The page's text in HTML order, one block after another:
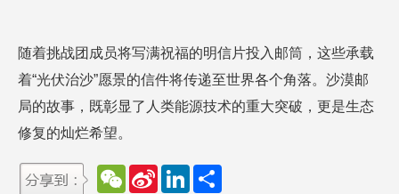
随着挑战团成员将写满祝福的明信片投入邮筒，这些承载
着“光伏治沙”愿景的信件将传递至世界各个角落。沙漠邮
局的故事，既彰显了人类能源技术的重大突破，更是生态
修复的灿烂希望。
W
e
S
L